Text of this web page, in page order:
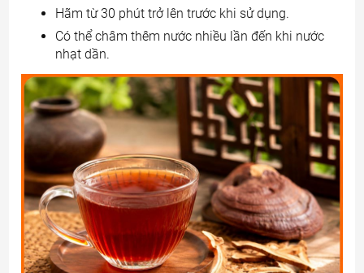
Hãm từ 30 phút trở lên trước khi sử dụng.
Có thể châm thêm nước nhiều lần đến khi nước
nhạt dần.